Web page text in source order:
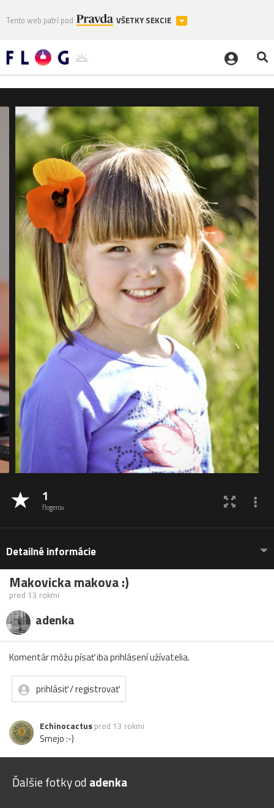
Tento web patrí pod VŠETKY SEKCIE
1
flogerov
Detailné informácie
Makovicka makova :)
pred 13 rokmi
adenka
Komentár môžu písať iba prihlásení užívatelia.
prihlásiť / registrovať
Echinocactus pred 13 rokmi
Smejo :-)
Ďalšie fotky od adenka